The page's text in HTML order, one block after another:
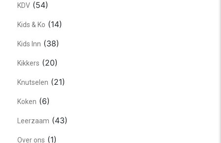
KDV (54)
Kids & Ko (14)
Kids Inn (38)
Kikkers (20)
Knutselen (21)
Koken (6)
Leerzaam (43)
Over ons (1)